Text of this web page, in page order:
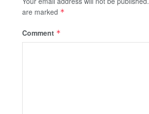
are marked *
Comment *